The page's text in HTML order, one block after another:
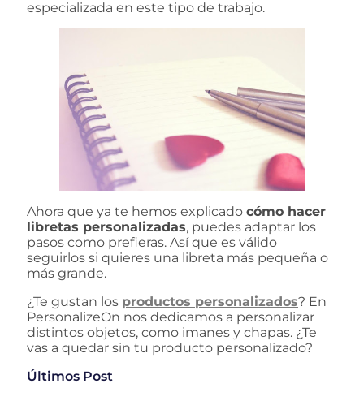
especializada en este tipo de trabajo.
Ahora que ya te hemos explicado cómo hacer
libretas personalizadas, puedes adaptar los
pasos como prefieras. Así que es válido
seguirlos si quieres una libreta más pequeña o
más grande.
¿Te gustan los productos personalizados? En
PersonalizeOn nos dedicamos a personalizar
distintos objetos, como imanes y chapas. ¿Te
vas a quedar sin tu producto personalizado?
Últimos Post